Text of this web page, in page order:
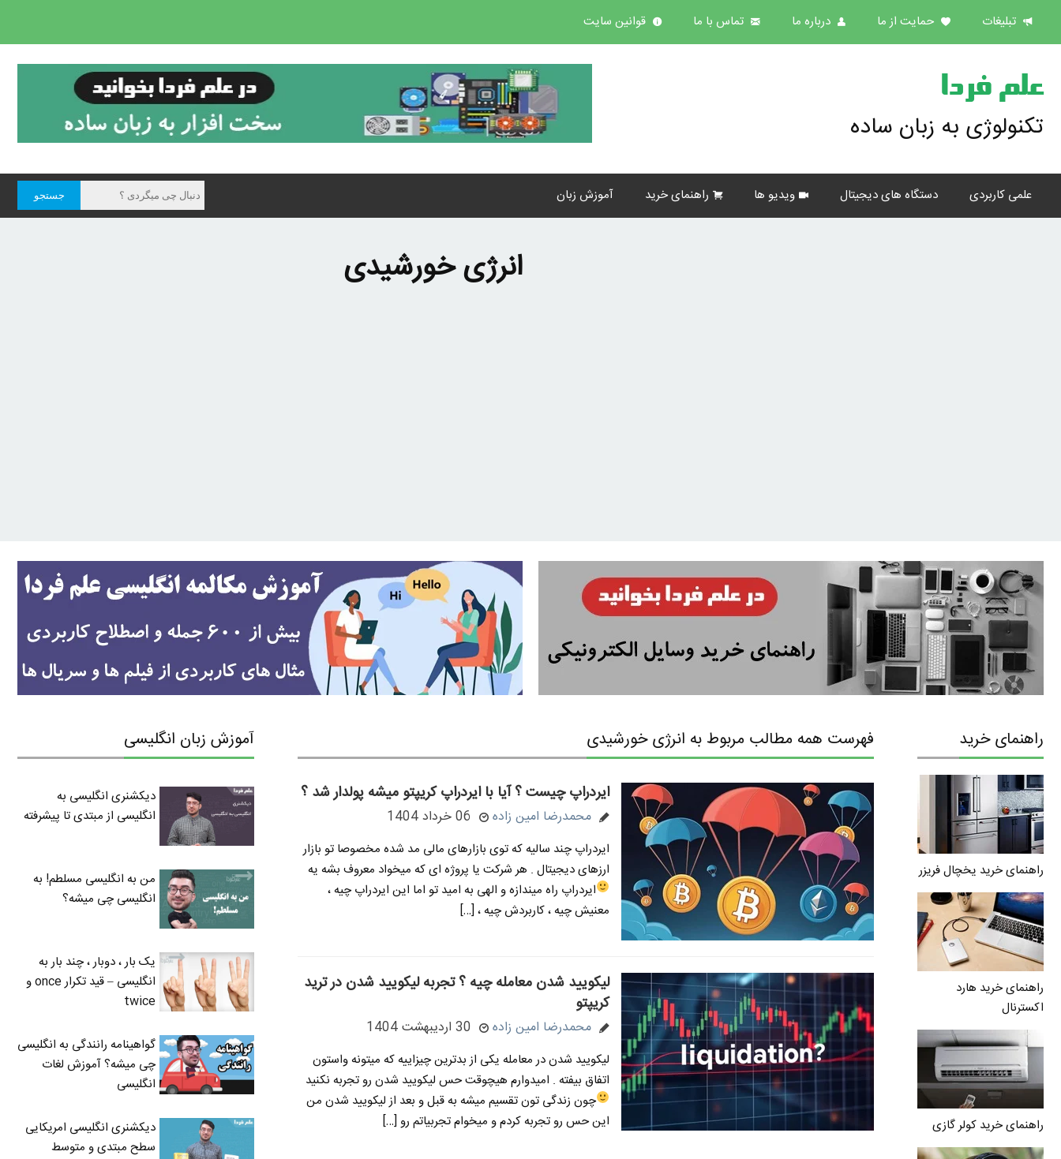
تبلیغات حمایت از ما درباره ما تماس با ما قوانین سایت
علم فردا
تکنولوژی به زبان ساده
علمی کاربردی دستگاه های دیجیتال ویدیو ها راهنمای خرید آموزش زبان
انرژی خورشیدی
راهنمای خرید
راهنمای خرید یخچال فریزر
راهنمای خرید هارد
اکسترنال
راهنمای خرید کولر گازی
فهرست همه مطالب مربوط به انرژی خورشیدی
ایردراپ چیست ؟ آیا با ایردراپ کریپتو میشه پولدار شد ؟
محمدرضا امین زاده 06 خرداد 1404
ایردراپ چند سالیه که توی بازارهای مالی مد شده مخصوصا تو بازار
ارزهای دیجیتال . هر شرکت یا پروژه ای که میخواد معروف بشه یه
ایردراپ راه میندازه و الهی به امید تو اما این ایردراپ چیه ،
معنیش چیه ، کاربردش چیه ، […]
لیکویید شدن معامله چیه ؟ تجربه لیکویید شدن در ترید
کریپتو
محمدرضا امین زاده 30 اردیبهشت 1404
لیکویید شدن در معامله یکی از بدترین چیزاییه که میتونه واستون
اتفاق بیفته . امیدوارم هیچوقت حس لیکویید شدن رو تجربه نکنید
چون زندگی تون تقسیم میشه به قبل و بعد از لیکویید شدن من
این حس رو تجربه کردم و میخوام تجربیاتم رو […]
آموزش زبان انگلیسی
دیکشنری انگلیسی به
انگلیسی از مبتدی تا پیشرفته
من به انگلیسی مسلطم! به
انگلیسی چی میشه؟
یک بار ، دوبار ، چند بار به
انگلیسی – قید تکرار once و
twice
گواهینامه رانندگی به انگلیسی
چی میشه؟ آموزش لغات
انگلیسی
دیکشنری انگلیسی امریکایی
سطح مبتدی و متوسط